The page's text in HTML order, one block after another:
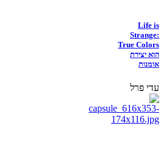
Life is
Strange:
True Colors
הוא יצירת
אומנות
עדי פרל